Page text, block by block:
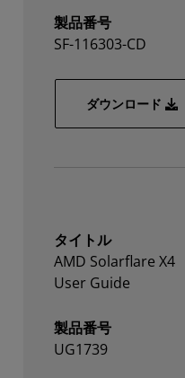
製品番号
SF-116303-CD
ダウンロード
タイトル
AMD Solarflare X4
User Guide
製品番号
UG1739